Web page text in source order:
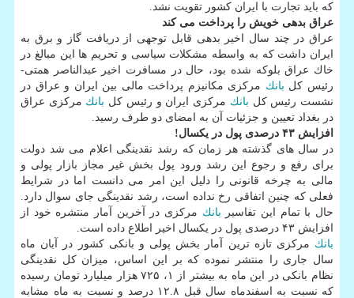
كه باید تجارت با ایران كشور تقویت نشد.
عراق بدهی خویش را پرداخت می كند
عراق در چند سال اخیر بدهی قابل توجهی از دریافت گاز و برق به
ایران داشت كه به واسطه مشكلات سیاسی و تحریم ها این مبالغ در
خاك عراق بلوكه شده بود، حال در مسافرت اخیر عبدالناصر همتی-
رئیس كل بانك مركزی مكانیزم پرداخت مالی بین ایران و عراق در
نشست رئیس كل بانك مركزی ایران و رئیس كل بانك مركزی عراق
در بغداد تعیین و جزئیات آن به امضای دو طرف رسید.
افزایش ۴۳ درصدی پول در یكسال!
در سال های گذشته هر زمان كه رشد نقدینگی اعلام می شد دولت
برای رفع و رجوع این رشد ورود پول بخش غیر مجاز بازار پولی و
مالی به چرخه قانونی را دلیل این امر می دانست اما در شرایط
فعلی كه چنین اتفاقی رخ نداده است، رشد نقدینگی جای سوال دارد.
حال با تمام این تفاسیر بانك مركزی در آخرین آمار منتشره خود از
افزایش ۴۳ درصدی پول در یكسال اخیر اطلاع داده است.
بانك مركزی تازه ترین آمار بخش پولی و بانكی كشور در آبان ماه
سال جاری را منتشر نموده كه بر این اساس، میزان كل نقدینگی
نظام بانكی در این ماه به بیشتر از ۱، ۷۲۵ هزار میلیارد تومان رسیده
كه نسبت به اسفندماه سال قبل ۱۲.۸ درصد و نسبت به ماه مشابه